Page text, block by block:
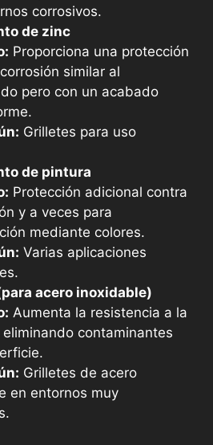
corrosivos.
de zinc
Proporciona una protección
similar al
pero con un acabado
Grilletes para uso
de pintura
Protección adicional contra
y a veces para
mediante colores.
Varias aplicaciones
acero inoxidable)
Aumenta la resistencia a la
eliminando contaminantes
Grilletes de acero
en entornos muy